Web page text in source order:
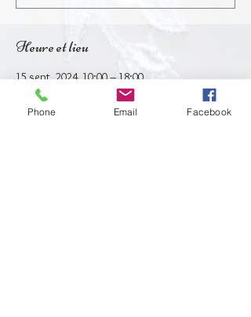
Heure et lieu
15 sept. 2024, 10:00 – 18:00
Châtenay-Malabry, 34 Rue Gustave Robin,
92290 Châtenay-Malabry, France
Phone Email Facebook